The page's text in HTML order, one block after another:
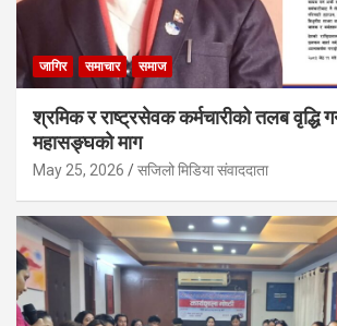
जागिर समाचार समाज
श्रमिक र राष्ट्रसेवक कर्मचारीको तलब वृद्धि
महासङ्घको माग
May 25, 2026 सजिलो मिडिया संवाददाता